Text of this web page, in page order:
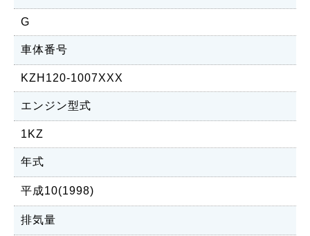
G
車体番号
KZH120-1007XXX
エンジン型式
1KZ
年式
平成10(1998)
排気量